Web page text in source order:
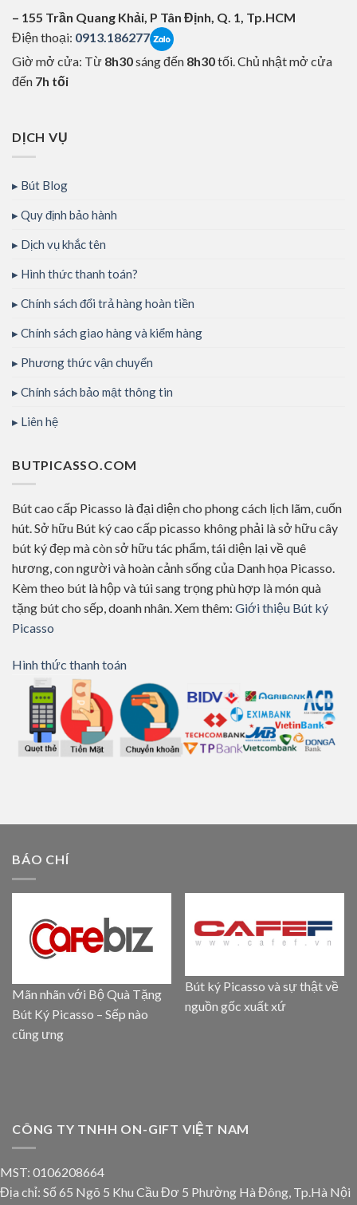
– 155 Trần Quang Khải, P Tân Định, Q. 1, Tp.HCM
Điện thoại: 0913.186277
Giờ mở cửa: Từ 8h30sáng đến 8h30tối. Chủ nhật mở cửa
đến 7h tối
DỊCH VỤ
Bút Blog
Quy định bảo hành
Dịch vụ khắc tên
Hình thức thanh toán?
Chính sách đổi trả hàng hoàn tiền
Chính sách giao hàng và kiểm hàng
Phương thức vận chuyển
Chính sách bảo mật thông tin
Liên hệ
BUTPICASSO.COM
Bút cao cấp Picasso là đại diện cho phong cách lịch lãm, cuốn
hút. Sở hữu Bút ký cao cấp picasso không phải là sở hữu cây
bút ký đẹp mà còn sở hữu tác phẩm, tái diện lại về quê
hương, con người và hoàn cảnh sống của Danh họa Picasso.
Kèm theo bút là hộp và túi sang trọng phù hợp là món quà
tặng bút cho sếp, doanh nhân. Xem thêm: Giới thiệu Bút ký
Picasso
Hình thức thanh toán
BÁO CHÍ
Mãn nhãn với Bộ Quà Tặng
Bút Ký Picasso – Sếp nào
cũng ưng
Bút ký Picasso và sự thật về
nguồn gốc xuất xứ
CÔNG TY TNHH ON-GIFT VIỆT NAM
MST: 0106208664
Địa chỉ: Số 65 Ngõ 5 Khu Cầu Đơ 5 Phường Hà Đông, Tp.Hà Nội